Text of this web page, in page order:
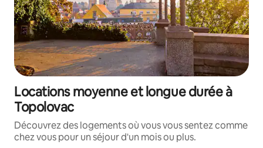
Locations moyenne et longue durée à
Topolovac
Découvrez des logements où vous vous sentez comme
chez vous pour un séjour d'un mois ou plus.